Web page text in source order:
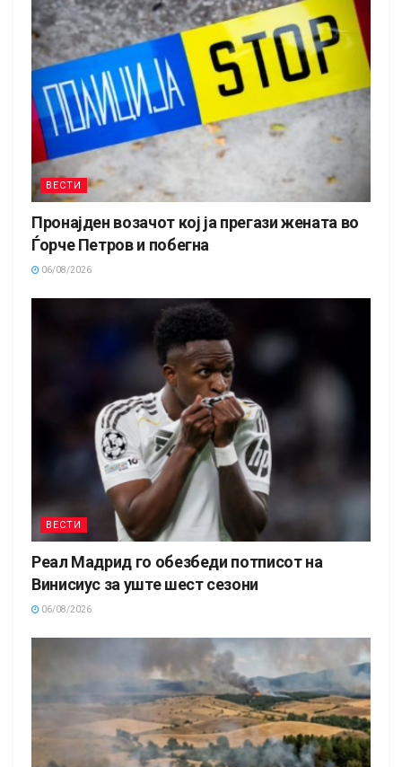
ВЕСТИ
Пронајден возачот кој ја прегази жената во
Ѓорче Петров и побегна
06/08/2026
ВЕСТИ
Реал Мадрид го обезбеди потписот на
Винисиус за уште шест сезони
06/08/2026